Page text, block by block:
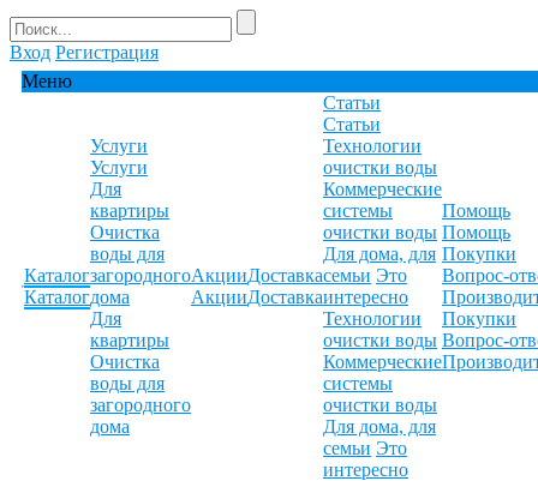
Вход Регистрация
Меню
Каталог
Каталог
Услуги
Услуги
Для
квартиры
Очистка
воды для
загородного
дома
Для
квартиры
Очистка
воды для
загородного
дома
Акции
Акции
Доставка
Доставка
Статьи
Статьи
Технологии
очистки воды
Коммерческие
системы
очистки воды
Для дома, для
семьи Это
интересно
Технологии
очистки воды
Коммерческие
системы
очистки воды
Для дома, для
семьи Это
интересно
Помощь
Помощь
Покупки
Вопрос-
Покупки
Вопрос-